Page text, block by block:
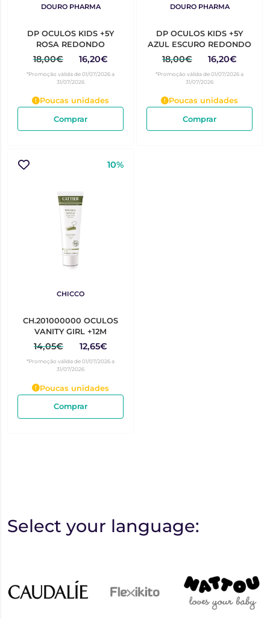
DOURO PHARMA
DP OCULOS KIDS +5Y
ROSA REDONDO
18,00€ 16,20€
*Promoção válida de 01/07/2026 a
31/07/2026
Poucas unidades
Comprar
DOURO PHARMA
DP OCULOS KIDS +5Y
AZUL ESCURO REDONDO
18,00€ 16,20€
*Promoção válida de 01/07/2026 a
31/07/2026
Poucas unidades
Comprar
10%
CHICCO
CH.201000000 OCULOS
VANITY GIRL +12M
14,05€ 12,65€
*Promoção válida de 01/07/2026 a
31/07/2026
Poucas unidades
Comprar
Select your language: